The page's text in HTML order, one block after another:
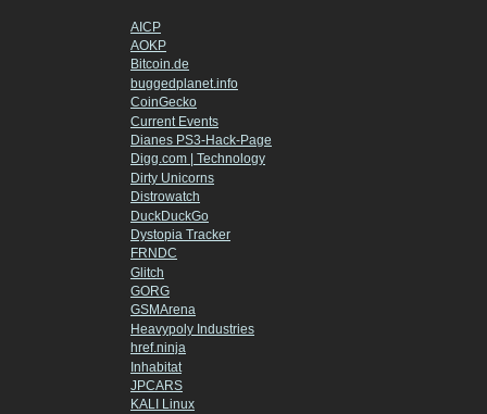
AICP
AOKP
Bitcoin.de
buggedplanet.info
CoinGecko
Current Events
Dianes PS3-Hack-Page
Digg.com | Technology
Dirty Unicorns
Distrowatch
DuckDuckGo
Dystopia Tracker
FRNDC
Glitch
GORG
GSMArena
Heavypoly Industries
href.ninja
Inhabitat
JPCARS
KALI Linux